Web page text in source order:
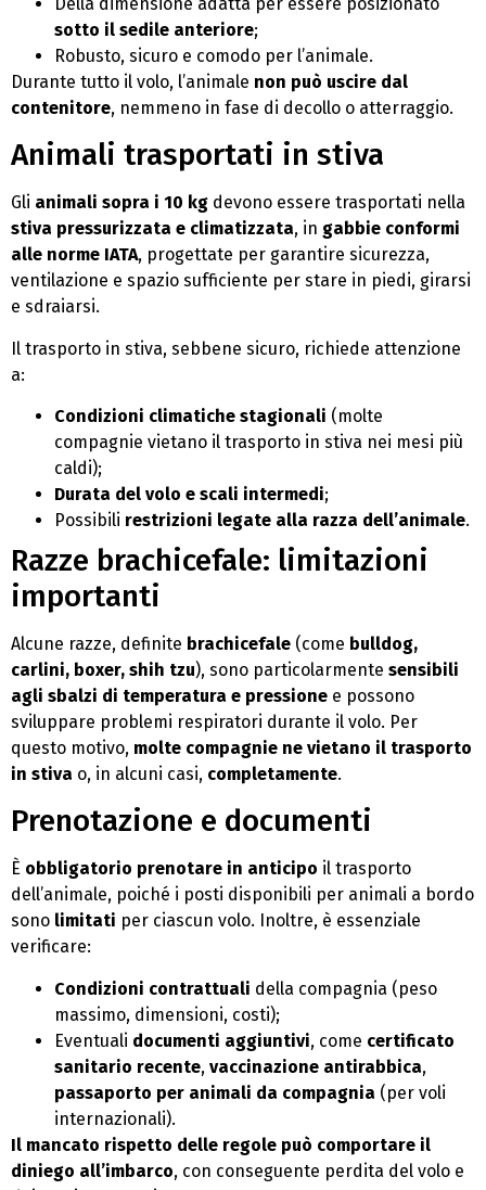
sotto il sedile anteriore;
Robusto, sicuro e comodo per l’animale.
Durante tutto il volo, l’animale non può uscire dal
contenitore, nemmeno in fase di decollo o atterraggio.
Animali trasportati in stiva
Gli animali sopra i 10 kg devono essere trasportati nella
stiva pressurizzata e climatizzata, in gabbie conformi
alle norme IATA, progettate per garantire sicurezza,
ventilazione e spazio sufficiente per stare in piedi, girarsi
e sdraiarsi.
Il trasporto in stiva, sebbene sicuro, richiede attenzione
a:
Condizioni climatiche stagionali (molte
compagnie vietano il trasporto in stiva nei mesi più
caldi);
Durata del volo e scali intermedi;
Possibili restrizioni legate alla razza dell’animale.
Razze brachicefale: limitazioni
importanti
Alcune razze, definite brachicefale (come bulldog,
carlini, boxer, shih tzu), sono particolarmente sensibili
agli sbalzi di temperatura e pressione e possono
sviluppare problemi respiratori durante il volo. Per
questo motivo, molte compagnie ne vietano il trasporto
in stiva o, in alcuni casi, completamente.
Prenotazione e documenti
È obbligatorio prenotare in anticipo il trasporto
dell’animale, poiché i posti disponibili per animali a bordo
sono limitati per ciascun volo. Inoltre, è essenziale
verificare:
Condizioni contrattuali della compagnia (peso
massimo, dimensioni, costi);
Eventuali documenti aggiuntivi, come certificato
sanitario recente, vaccinazione antirabbica,
passaporto per animali da compagnia (per voli
internazionali).
Il mancato rispetto delle regole può comportare il
diniego all’imbarco, con conseguente perdita del volo e